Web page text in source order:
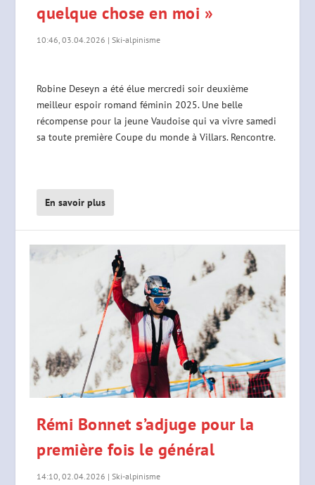
quelque chose en moi »
10:46, 03.04.2026 |Ski-alpinisme
Robine Deseyn a été élue mercredi soir deuxième
meilleur espoir romand féminin 2025. Une belle
récompense pour la jeune Vaudoise qui va vivre samedi
sa toute première Coupe du monde à Villars. Rencontre.
En savoir plus
Rémi Bonnet s’adjuge pour la
première fois le général
14:10, 02.04.2026 | Ski-alpinisme